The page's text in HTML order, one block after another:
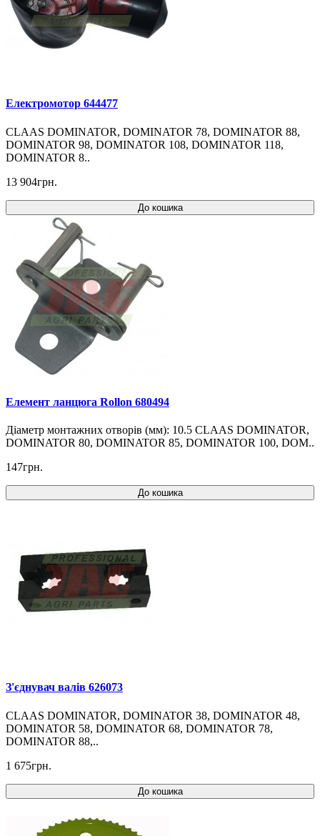
Електромотор 644477
CLAAS DOMINATOR, DOMINATOR 78, DOMINATOR 88,
DOMINATOR 98, DOMINATOR 108, DOMINATOR 118,
DOMINATOR 8..
13 904грн.
До кошика
Елемент ланцюга Rollon 680494
Діаметр монтажних отворів (мм): 10.5 CLAAS DOMINATOR,
DOMINATOR 80, DOMINATOR 85, DOMINATOR 100, DOM..
147грн.
До кошика
З'єднувач валів 626073
CLAAS DOMINATOR, DOMINATOR 38, DOMINATOR 48,
DOMINATOR 58, DOMINATOR 68, DOMINATOR 78,
DOMINATOR 88,..
1 675грн.
До кошика